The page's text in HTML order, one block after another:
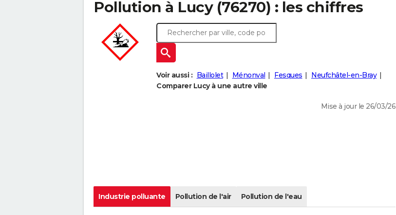
Pollution à Lucy (76270) : les chiffres
Voir aussi : Baillolet Ménonval Fesques
Neufchâtel-en-Bray
Comparer Lucy à une autre ville
Mise à jour le 26/03/26
Industrie polluante Pollution de l'air Pollution de l'eau